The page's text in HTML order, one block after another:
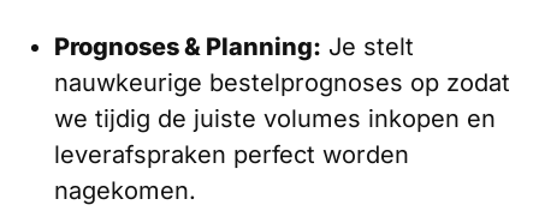
Prognoses & Planning: Je stelt
nauwkeurige bestelprognoses op zodat
we tijdig de juiste volumes inkopen en
leverafspraken perfect worden
nagekomen.